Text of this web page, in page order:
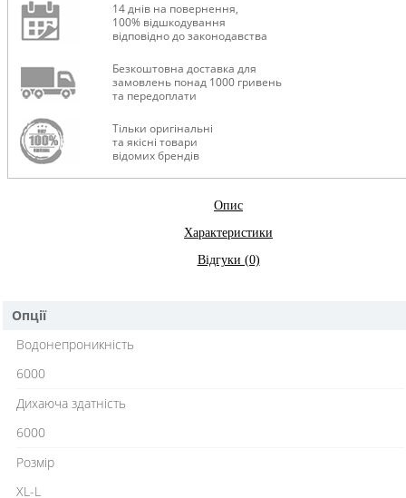
14 днів на повернення,
100% відшкодування
відповідно до законодавства
Безкоштовна доставка для
замовлень понад 1000 гривень
та передоплати
Тільки оригінальні
та якісні товари
відомих брендів
Опис
Характеристики
Відгуки (0)
Опції
Водонепроникність
6000
Дихаюча здатність
6000
Розмір
XL-L